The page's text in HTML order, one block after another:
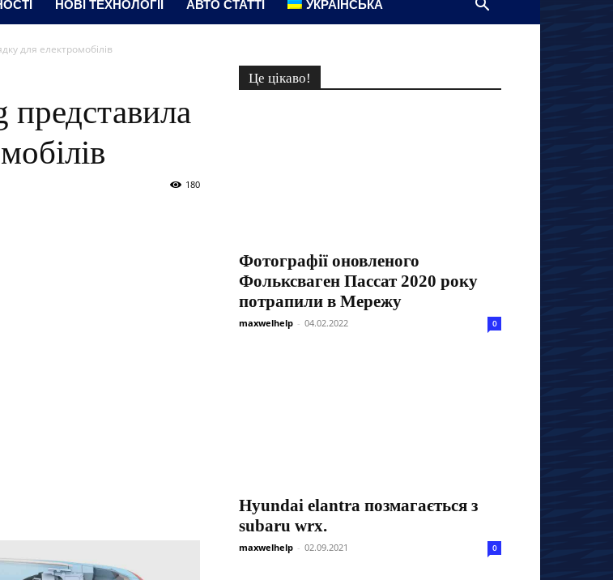
НОВІ ТЕХНОЛОГІЇ АВТО СТАТТІ УКРАЇНСЬКА
для електромобілів
представила
180
Це цікаво!
Фотографії оновленого
Фольксваген Пассат 2020 року
потрапили в Мережу
maxwelhelp - 04.02.2022 0
Hyundai elantra позмагається з
subaru wrx.
maxwelhelp - 02.09.2021 0